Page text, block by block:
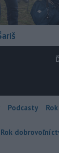
Podcasty
Rok